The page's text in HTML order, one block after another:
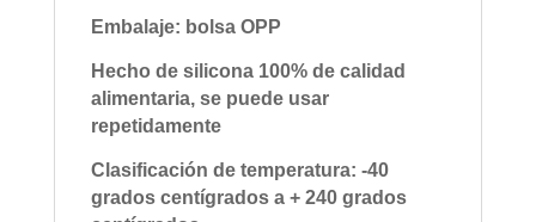
Embalaje: bolsa OPP
Hecho de silicona 100% de calidad
alimentaria, se puede usar
repetidamente
Clasificación de temperatura: -40
grados centígrados a + 240 grados